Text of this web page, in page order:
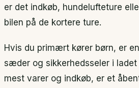
er det indkøb, hundelufteture
bilen på de kortere ture.
Hvis du primært kører børn, er
sæder og sikkerhedsseler i ladet
mest varer og indkøb, er et